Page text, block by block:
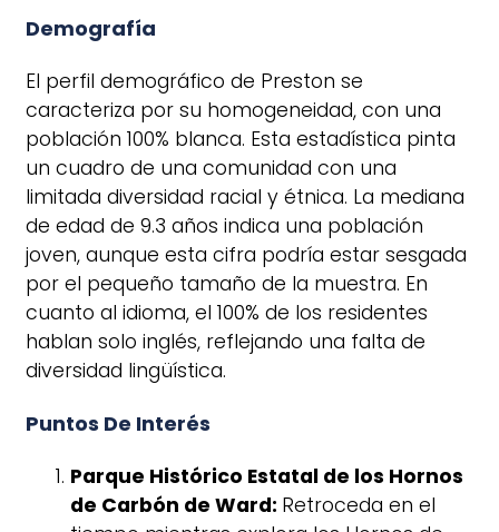
Demografía
El perfil demográfico de Preston se
caracteriza por su homogeneidad, con una
población 100% blanca. Esta estadística pinta
un cuadro de una comunidad con una
limitada diversidad racial y étnica. La mediana
de edad de 9.3 años indica una población
joven, aunque esta cifra podría estar sesgada
por el pequeño tamaño de la muestra. En
cuanto al idioma, el 100% de los residentes
hablan solo inglés, reflejando una falta de
diversidad lingüística.
Puntos De Interés
Parque Histórico Estatal de los Hornos
de Carbón de Ward: Retroceda en el